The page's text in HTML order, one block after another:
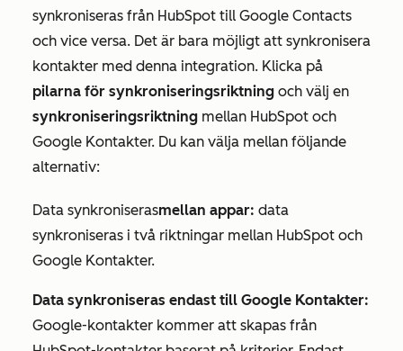
synkroniseras från HubSpot till Google Contacts
och vice versa. Det är bara möjligt att synkronisera
kontakter med denna integration. Klicka på
pilarna för synkroniseringsriktning och välj en
synkroniseringsriktning mellan HubSpot och
Google Kontakter. Du kan välja mellan följande
alternativ:
Data synkroniserasmellan appar: data
synkroniseras i två riktningar mellan HubSpot och
Google Kontakter.
Data synkroniseras endast till Google Kontakter:
Google-kontakter kommer att skapas från